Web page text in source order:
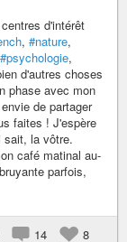
d'intérêt
, #nature,
#psychologie,
d'autres choses
phase avec mon
de partager
faites ! J'espère
sait, la vôtre.
café matinal au-
parfois,
14 8